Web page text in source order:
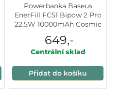
Powerbanka Baseus
EnerFill FC51 Bipow 2 Pro
22.5W 10000mAh Cosmic
649,-
Centrální sklad
Přidat do košíku